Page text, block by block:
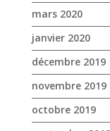
septembre 2019
août 2019
juillet 2019
juin 2019
mai 2019